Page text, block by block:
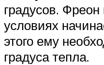
градусов. Фреон
условиях
этого ему
градуса тепла.